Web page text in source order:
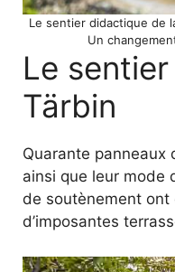
Le sentier didactique de
Un
Le
Tärbin
Quarante panneaux
ainsi que leur mode
de soutènement ont
d’imposantes